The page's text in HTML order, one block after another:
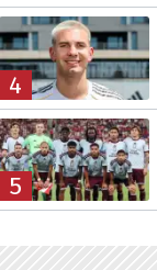
4
5